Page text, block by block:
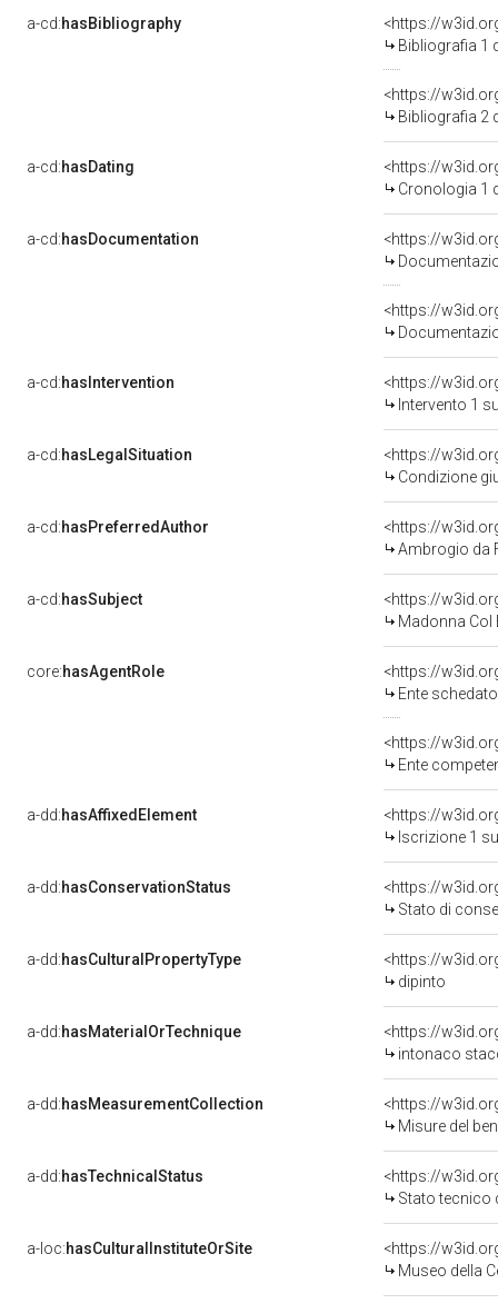
a-cd:hasBibliography
<https://
Bibliografia 1
<https://
Bibliografia 2
a-cd:hasDating
<https://
Cronologia 1
a-cd:hasDocumentation
a-cd:hasIntervention
<https://
Intervento 1
a-cd:hasLegalSituation
<https://
Condizione
a-cd:hasPreferredAuthor
<https://
Ambrogio da
a-cd:hasSubject
<https://
Madonna Col
core:hasAgentRole
<https://
Ente schedatore del bene
<https://
Ente
a-dd:hasAffixedElement
<https://
Iscrizione 1
a-dd:hasConservationStatus
<https://
Stato di
a-dd:hasCulturalPropertyType
<https://
dipinto
a-dd:hasMaterialOrTechnique
<https://
intonaco
a-dd:hasMeasurementCollection
<https://
Misure del
a-dd:hasTechnicalStatus
<https://
Stato tecnico
a-loc:hasCulturalInstituteOrSite
<https://
Museo della